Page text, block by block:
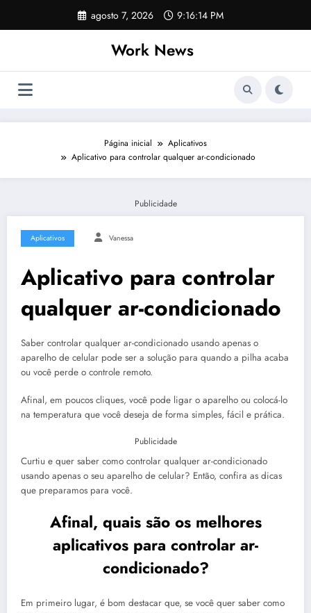
o
agosto 7, 2026 9:16:14 PM
Work News
Página inicial
Aplicativos
Aplicativo para controlar qualquer ar-condicionado
Publicidade
Aplicativos Vanessa
Aplicativo para controlar
qualquer ar-condicionado
Saber controlar qualquer ar-condicionado usando apenas o
aparelho de celular pode ser a solução para quando a pilha acaba
ou você perde o controle remoto.
Afinal, em poucos cliques, você pode ligar o aparelho ou colocá-lo
na temperatura que você deseja de forma simples, fácil e prática.
Publicidade
Curtiu e quer saber como controlar qualquer ar-condicionado
usando apenas o seu aparelho de celular? Então, confira as dicas
que preparamos para você.
Afinal, quais são os melhores
aplicativos para controlar ar-
condicionado?
Em primeiro lugar, é bom destacar que, se você quer saber como